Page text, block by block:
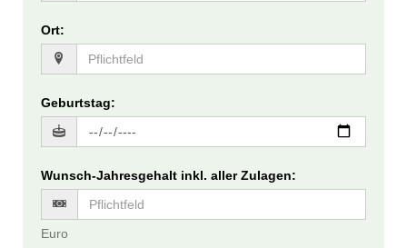
Ort:
Geburtstag:
Wunsch-Jahresgehalt inkl. aller Zulagen:
Euro